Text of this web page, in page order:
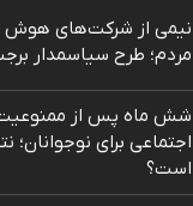
نیمی از شرکت‌های هوش
مردم؛ طرح سیاسمدار
شش ماه پس از
اجتماعی برای نوجوانان؛
است؟